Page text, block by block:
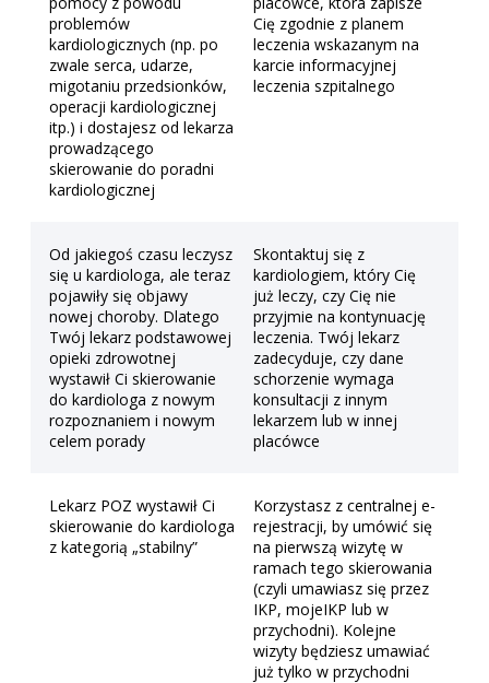
problemów
kardiologicznych (np. po
zwale serca, udarze,
migotaniu przedsionków,
operacji kardiologicznej
itp.) i dostajesz od lekarza
prowadzącego
skierowanie do poradni
kardiologicznej
Cię zgodnie z planem
leczenia wskazanym na
karcie informacyjnej
leczenia szpitalnego
Od jakiegoś czasu leczysz
się u kardiologa, ale teraz
pojawiły się objawy
nowej choroby. Dlatego
Twój lekarz podstawowej
opieki zdrowotnej
wystawił Ci skierowanie
do kardiologa z nowym
rozpoznaniem i nowym
celem porady
Skontaktuj się z
kardiologiem, który Cię
już leczy, czy Cię nie
przyjmie na kontynuację
leczenia. Twój lekarz
zadecyduje, czy dane
schorzenie wymaga
konsultacji z innym
lekarzem lub w innej
placówce
Lekarz POZ wystawił Ci
skierowanie do kardiologa
z kategorią „stabilny”
Korzystasz z centralnej e-
rejestracji, by umówić się
na pierwszą wizytę w
ramach tego skierowania
(czyli umawiasz się przez
IKP, mojeIKP lub w
przychodni). Kolejne
wizyty będziesz umawiać
już tylko w przychodni